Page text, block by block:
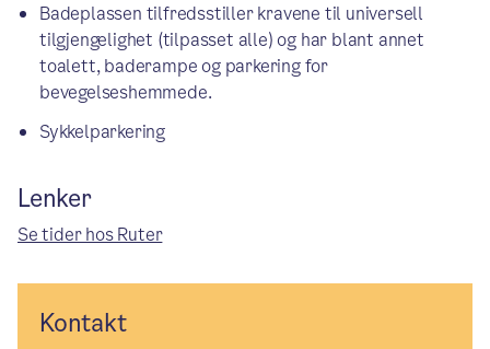
Badeplassen tilfredsstiller kravene til universell
tilgjengelighet (tilpasset alle) og har blant annet
toalett, baderampe og parkering for
bevegelseshemmede.
Sykkelparkering
Lenker
Se tider hos Ruter
Kontakt